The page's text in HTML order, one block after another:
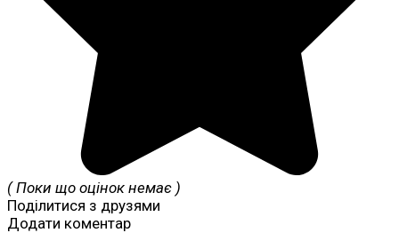
( Поки що оцінок немає )
Поділитися з друзями
Додати коментар